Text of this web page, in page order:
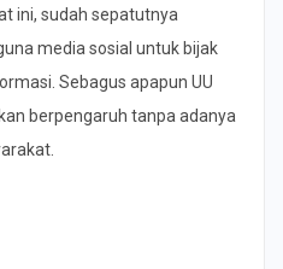
ini, sudah sepatutnya
media sosial untuk bijak
Sebagus apapun UU
berpengaruh tanpa adanya